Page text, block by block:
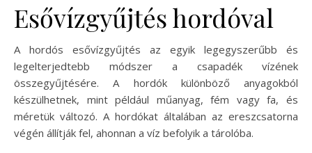
Esővízgyűjtés hordóval
A hordós esővízgyűjtés az egyik legegyszerűbb és
legelterjedtebb módszer a csapadék vízének
összegyűjtésére. A hordók különböző anyagokból
készülhetnek, mint például műanyag, fém vagy fa, és
méretük változó. A hordókat általában az ereszcsatorna
végén állítják fel, ahonnan a víz befolyik a tárolóba.